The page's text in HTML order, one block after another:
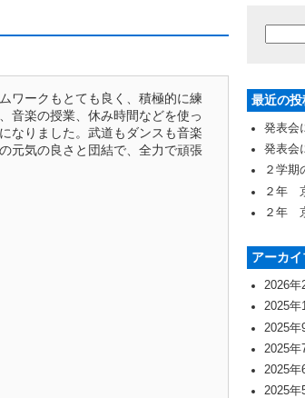
ワークもとても良く、積極的に練
音楽の授業、休み時間などを使っ
なりました。武道もダンスも音楽
元気の良さと団結で、全力で頑張
最近の投
発表会
発表会
２学
２年
２年
アーカイ
2026年
2025年
2025年
2025年
2025年
2025年